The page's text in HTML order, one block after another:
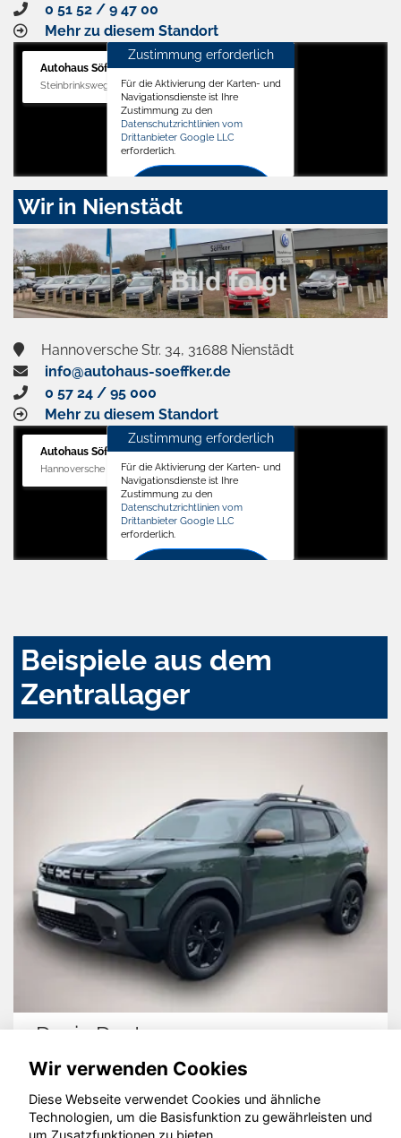
0 51 52 / 9 47 00
Mehr zu diesem Standort
Autohaus Söffker GmbH
Steinbrinksweg 12, 31840 Hessisch Oldendorf
Zustimmung erforderlich
Für die Aktivierung der Karten- und
Navigationsdienste ist Ihre
Zustimmung zu den
Datenschutzrichtlinien vom
Drittanbieter Google LLC
erforderlich.
Zustimmen
aktivieren
Wir in Nienstädt
Hannoversche Str. 34, 31688 Nienstädt
info@autohaus-soeffker.de
0 57 24 / 95 000
Mehr zu diesem Standort
Autohaus Söffker GmbH
Hannoversche Str. 34, 31688 Nienstädt
Zustimmung erforderlich
Für die Aktivierung der Karten- und
Navigationsdienste ist Ihre
Zustimmung zu den
Datenschutzrichtlinien vom
Drittanbieter Google LLC
erforderlich.
Beispiele aus dem
Zentrallager
Dacia Duster
Wir verwenden Cookies
Diese Webseite verwendet Cookies und ähnliche
Technologien, um die Basisfunktion zu gewährleisten und
um Zusatzfunktionen zu bieten.